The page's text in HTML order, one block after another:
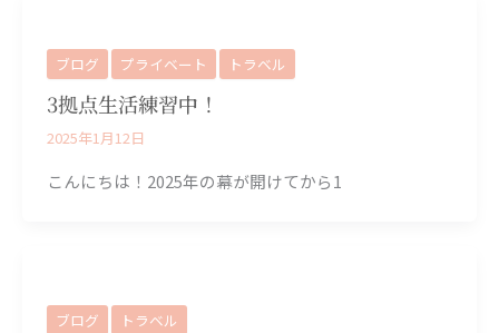
ブログ プライベート トラベル
3拠点生活練習中！
2025年1月12日
こんにちは！2025年の幕が開けてから1
ブログ トラベル